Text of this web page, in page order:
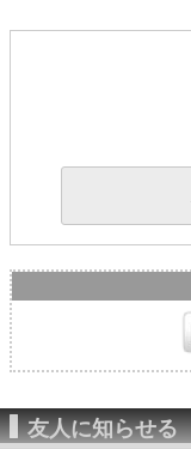
友人に知らせる